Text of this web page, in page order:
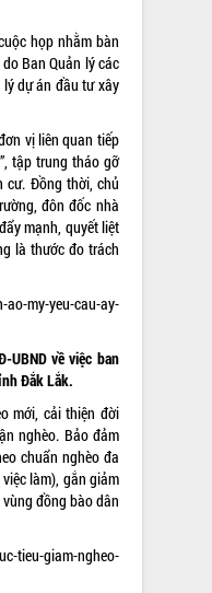
họp nhằm bàn
Ban Quản lý các
dự án đầu tư xây
vị liên quan tiếp
tập trung tháo gỡ
cư. Đồng thời, chủ
đôn đốc nhà
mạnh, quyết liệt
là thước đo trách
my-yeu-cau-ay-
UBND về việc ban
Đắk Lắk.
mới, cải thiện đời
nghèo. Bảo đảm
chuẩn nghèo đa
làm), gắn giảm
đồng bào dân
tieu-giam-ngheo-